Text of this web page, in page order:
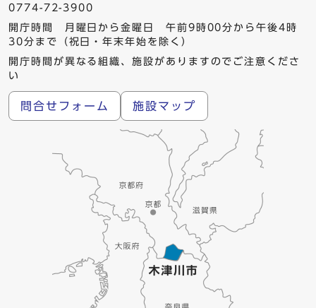
0774-72-3900
開庁時間 月曜日から金曜日 午前9時00分から午後4時
30分まで（祝日・年末年始を除く）
開庁時間が異なる組織、施設がありますのでご注意くださ
い
問合せフォーム 施設マップ